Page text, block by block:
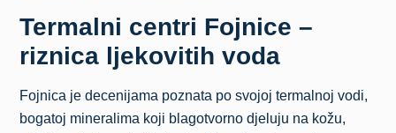
Termalni centri Fojnice –
riznica ljekovitih voda
Fojnica je decenijama poznata po svojoj termalnoj vodi,
bogatoj mineralima koji blagotvorno djeluju na kožu,